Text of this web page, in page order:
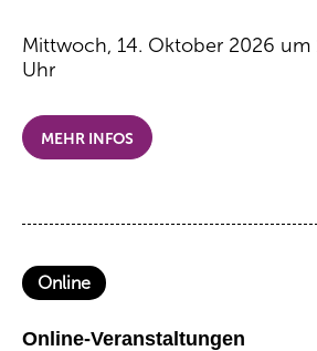
Mittwoch, 14. Oktober 2026 um
Uhr
MEHR INFOS
Online
Online-Veranstaltungen